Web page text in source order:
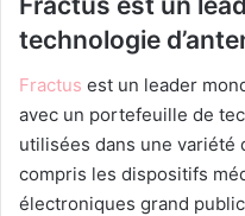
technologie
Fractus est un leader
avec un portefeuille de
utilisées dans une variété
compris les dispositifs
électroniques grand